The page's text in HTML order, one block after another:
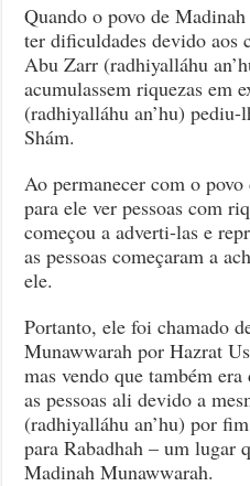
Quando o povo de
ter dificuldades devido aos
Abu Zarr (radhiyalláhu
acumulassem riquezas em
(radhiyalláhu an’hu) pediu-
Shám.
Ao permanecer com o
para ele ver pessoas com
começou a adverti-las e
as pessoas começaram a
ele.
Portanto, ele foi chamado
Munawwarah por Hazrat
mas vendo que também
as pessoas ali devido a
(radhiyalláhu an’hu) por
para Rabadhah – um lugar
Madinah Munawwarah.